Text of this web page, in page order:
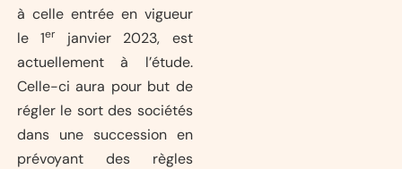
à celle entrée en vigueur
le 1erjanvier 2023, est
actuellement à l’étude.
Celle-ci aura pour but de
régler le sort des sociétés
dans une succession en
prévoyant des règles